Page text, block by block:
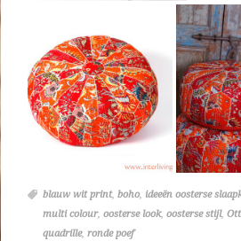
blauw wit print, boho, ideeën oosterse
multi colour, oosterse look, oosterse stijl,
quadrille, ronde poef